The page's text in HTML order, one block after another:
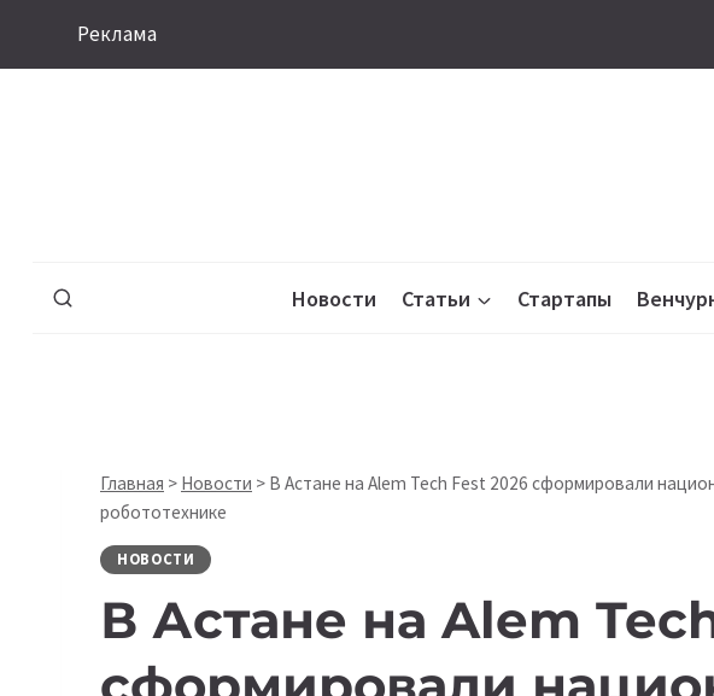
Реклама
Новости Статьи Стартапы
Главная > Новости > В Астане на Alem Tech Fest 2026 сформировали
робототехнике
НОВОСТИ
В Астане на Alem